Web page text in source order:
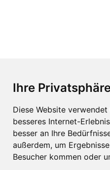
Ihre
Diese Website
besseres Internet-
besser an Ihre
außerdem, um
Besucher kommen oder